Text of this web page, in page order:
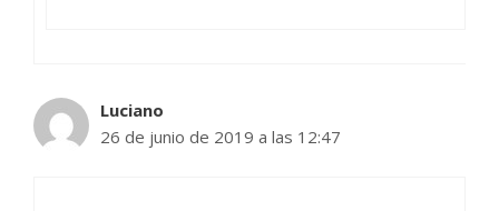
Luciano
26 de junio de 2019 a las 12:47